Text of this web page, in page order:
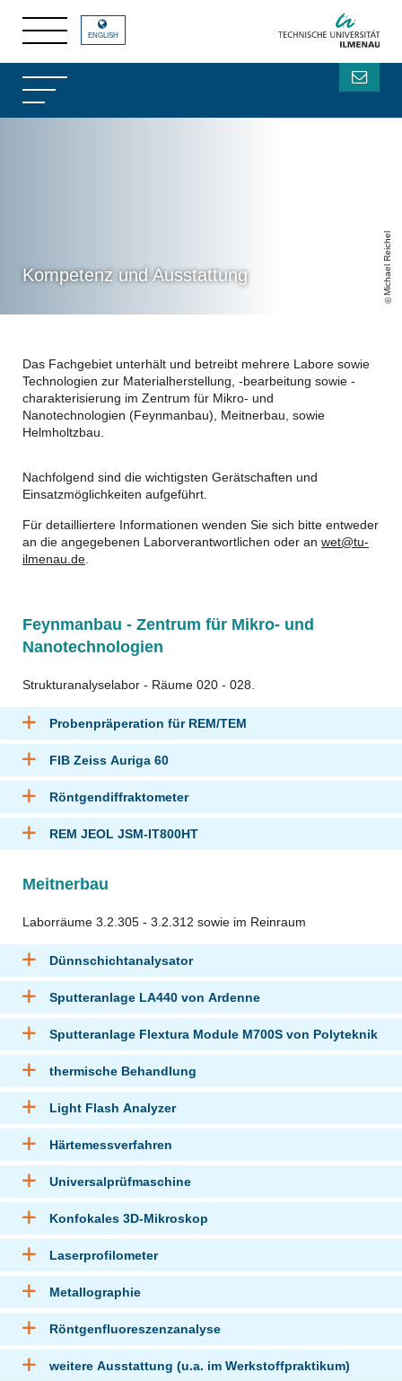
Kompetenz und Ausstattung Michael Reichel
ENGLISH
Das Fachgebiet unterhält und betreibt mehrere Labore sowie
Technologien zur Materialherstellung, -bearbeitung sowie -
charakterisierung im Zentrum für Mikro- und
Nanotechnologien (Feynmanbau), Meitnerbau, sowie
Helmholtzbau.
Nachfolgend sind die wichtigsten Gerätschaften und
Einsatzmöglichkeiten aufgeführt.
Für detailliertere Informationen wenden Sie sich bitte entweder
an die angegebenen Laborverantwortlichen oder an wet@tu-
ilmenau.de
Feynmanbau - Zentrum für Mikro- und
Nanotechnologien
Strukturanalyselabor - Räume 020 - 028.
Probenpräperation für REM/TEM
FIB Zeiss Auriga 60
Röntgendiffraktometer
REM JEOL JSM-IT800HT
Meitnerbau
Laborräume 3.2.305 - 3.2.312 sowie im Reinraum
Dünnschichtanalysator
Sputteranlage LA440 von Ardenne
Sputteranlage Flextura Module M700S von Polyteknik
thermische Behandlung
Light Flash Analyzer
Härtemessverfahren
Universalprüfmaschine
Konfokales 3D-Mikroskop
Laserprofilometer
Metallographie
Röntgenfluoreszenzanalyse
weitere Ausstattung (u.a. im Werkstoffpraktikum)